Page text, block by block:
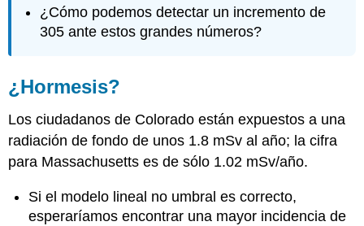
¿Cómo podemos detectar un incremento de
305 ante estos grandes números?
¿Hormesis?
Los ciudadanos de Colorado están expuestos a una
radiación de fondo de unos 1.8 mSv al año; la cifra
para Massachusetts es de sólo 1.02 mSv/año.
Si el modelo lineal no umbral es correcto,
esperaríamos encontrar una mayor incidencia de